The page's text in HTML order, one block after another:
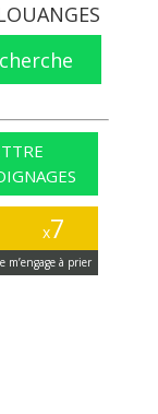
x7
m’engage à prier